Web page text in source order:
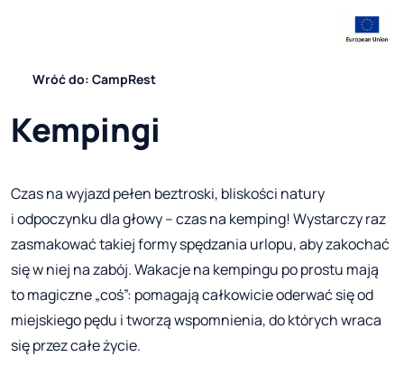
Wróć do: CampRest
Kempingi
Czas na wyjazd pełen beztroski, bliskości natury
i odpoczynku dla głowy – czas na kemping! Wystarczy raz
zasmakować takiej formy spędzania urlopu, aby zakochać
się w niej na zabój. Wakacje na kempingu po prostu mają
to magiczne „coś”: pomagają całkowicie oderwać się od
miejskiego pędu i tworzą wspomnienia, do których wraca
się przez całe życie.